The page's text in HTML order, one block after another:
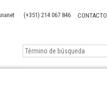
(+351) 214 067 846 CONTACTO